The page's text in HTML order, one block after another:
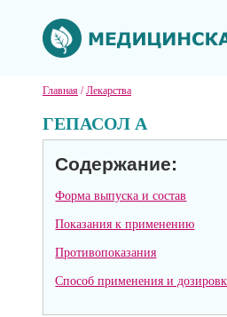
Главная /Лекарства
ГЕПАСОЛ А
Содержание:
Форма выпуска и состав
Показания к применению
Противопоказания
Способ применения и